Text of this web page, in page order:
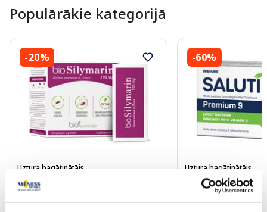
Populārākie kategorijā
-20%
Uztura bagātinātājs
BIOFARMACIJA Bio Silymarin
paciņas, 28 gab.
-60%
Uztura bagātinātājs
SALUTIL Premium